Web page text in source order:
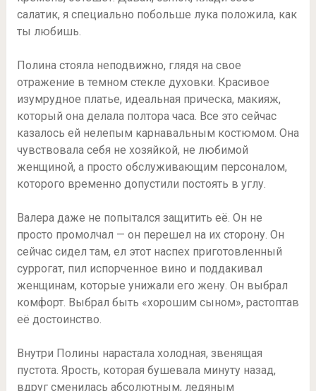
салатик, я специально побольше лука положила, как
ты любишь.
Полина стояла неподвижно, глядя на свое
отражение в темном стекле духовки. Красивое
изумрудное платье, идеальная прическа, макияж,
который она делала полтора часа. Все это сейчас
казалось ей нелепым карнавальным костюмом. Она
чувствовала себя не хозяйкой, не любимой
женщиной, а просто обслуживающим персоналом,
которого временно допустили постоять в углу.
Валера даже не попытался защитить её. Он не
просто промолчал — он перешел на их сторону. Он
сейчас сидел там, ел этот наспех приготовленный
суррогат, пил испорченное вино и поддакивал
женщинам, которые унижали его жену. Он выбрал
комфорт. Выбрал быть «хорошим сыном», растоптав
её достоинство.
Внутри Полины нарастала холодная, звенящая
пустота. Ярость, которая бушевала минуту назад,
вдруг сменилась абсолютным, ледяным